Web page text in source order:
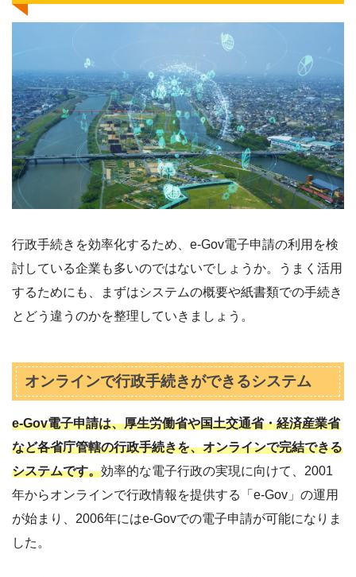
行政手続きを効率化するため、e-Gov電子申請の利用を検
討している企業も多いのではないでしょうか。うまく活用
するためにも、まずはシステムの概要や紙書類での手続き
とどう違うのかを整理していきましょう。
オンラインで行政手続きができるシステム
e-Gov電子申請は、厚生労働省や国土交通省・経済産業省
など各省庁管轄の行政手続きを、オンラインで完結できる
システムです。効率的な電子行政の実現に向けて、2001
年からオンラインで行政情報を提供する「e-Gov」の運用
が始まり、2006年にはe-Govでの電子申請が可能になりま
した。